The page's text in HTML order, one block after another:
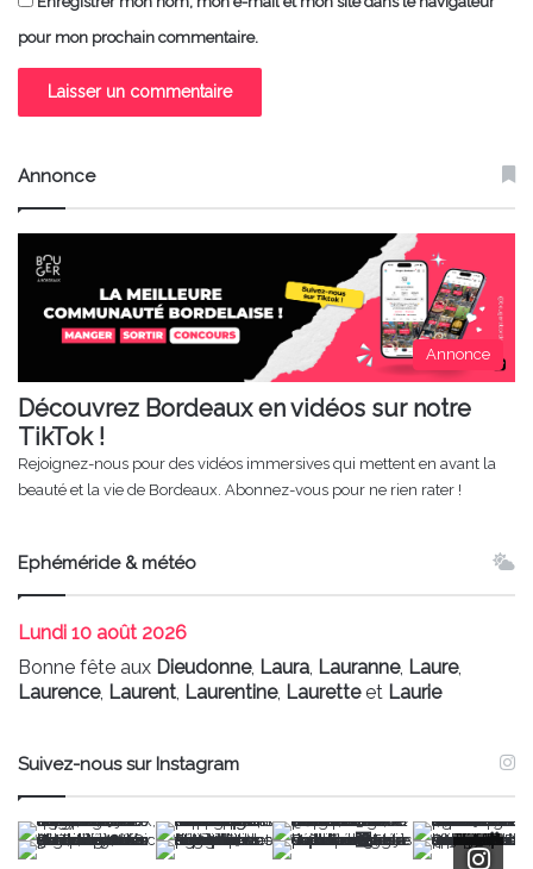
pour mon prochain commentaire.
Annonce
Annonce
Découvrez Bordeaux en vidéos sur notre
TikTok !
Rejoignez-nous pour des vidéos immersives qui mettent en avant la
beauté et la vie de Bordeaux. Abonnez-vous pour ne rien rater !
Ephéméride & météo
Lundi 10 août 2026
Bonne fête aux Dieudonne, Laura, Lauranne, Laure,
Laurence, Laurent, Laurentine, Lauretteet Laurie
Suivez-nous sur Instagram